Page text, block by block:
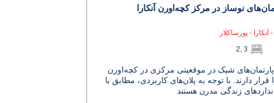
نوساز در مرکز کچه‌اورن آنکارا
آنکارا - پورساکلار
2, 3
شیک در موقعیتی مرکزی در کچه‌اورن
قرار دارند. با توجه به پلان‌های کاربردی، مطابق با